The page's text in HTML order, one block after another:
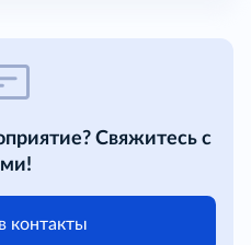
Свяжитесь с
контакты